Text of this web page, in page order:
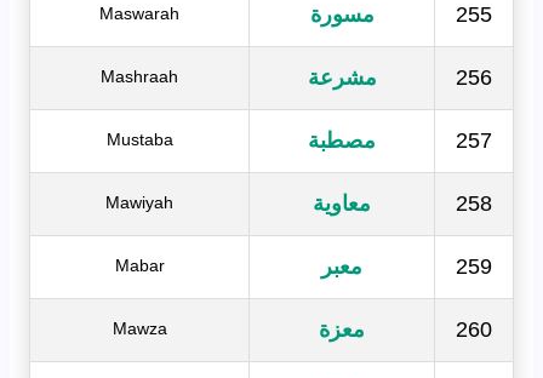
255 مسورة Maswarah
256 مشرعة Mashraah
257 مصطبة Mustaba
258 معاوية Mawiyah
259 معبر Mabar
260 معزة Mawza